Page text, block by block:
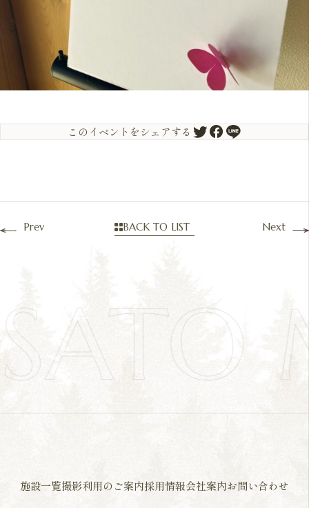
このイベントをシェアする
Prev Next
BACK TO LIST
施設一覧撮影利用のご案内採用情報会社案内お問い合わせ